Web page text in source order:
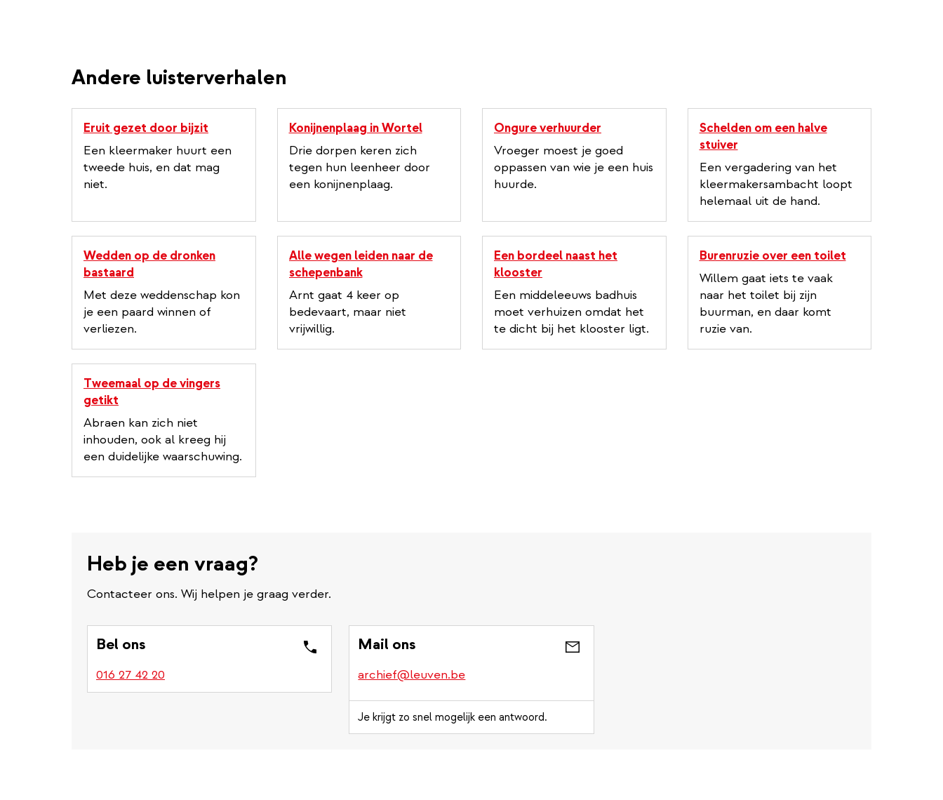
Andere luisterverhalen
Eruit gezet door bijzit
Een kleermaker huurt een
tweede huis, en dat mag
niet.
Konijnenplaag in Wortel
Drie dorpen keren zich
tegen hun leenheer door
een konijnenplaag.
Ongure verhuurder
Vroeger moest je goed
oppassen van wie je een huis
huurde.
Schelden om een halve
stuiver
Een vergadering van het
kleermakersambacht loopt
helemaal uit de hand.
Wedden op de dronken
bastaard
Met deze weddenschap kon
je een paard winnen of
verliezen.
Alle wegen leiden naar de
schepenbank
Arnt gaat 4 keer op
bedevaart, maar niet
vrijwillig.
Een bordeel naast het
klooster
Een middeleeuws badhuis
moet verhuizen omdat het
te dicht bij het klooster ligt.
Burenruzie over een toilet
Willem gaat iets te vaak
naar het toilet bij zijn
buurman, en daar komt
ruzie van.
Tweemaal op de vingers
getikt
Abraen kan zich niet
inhouden, ook al kreeg hij
een duidelijke waarschuwing.
Heb je een vraag?
Contacteer ons. Wij helpen je graag verder.
Bel ons
016 27 42 20
Mail ons
archief@leuven.be
Je krijgt zo snel mogelijk een antwoord.